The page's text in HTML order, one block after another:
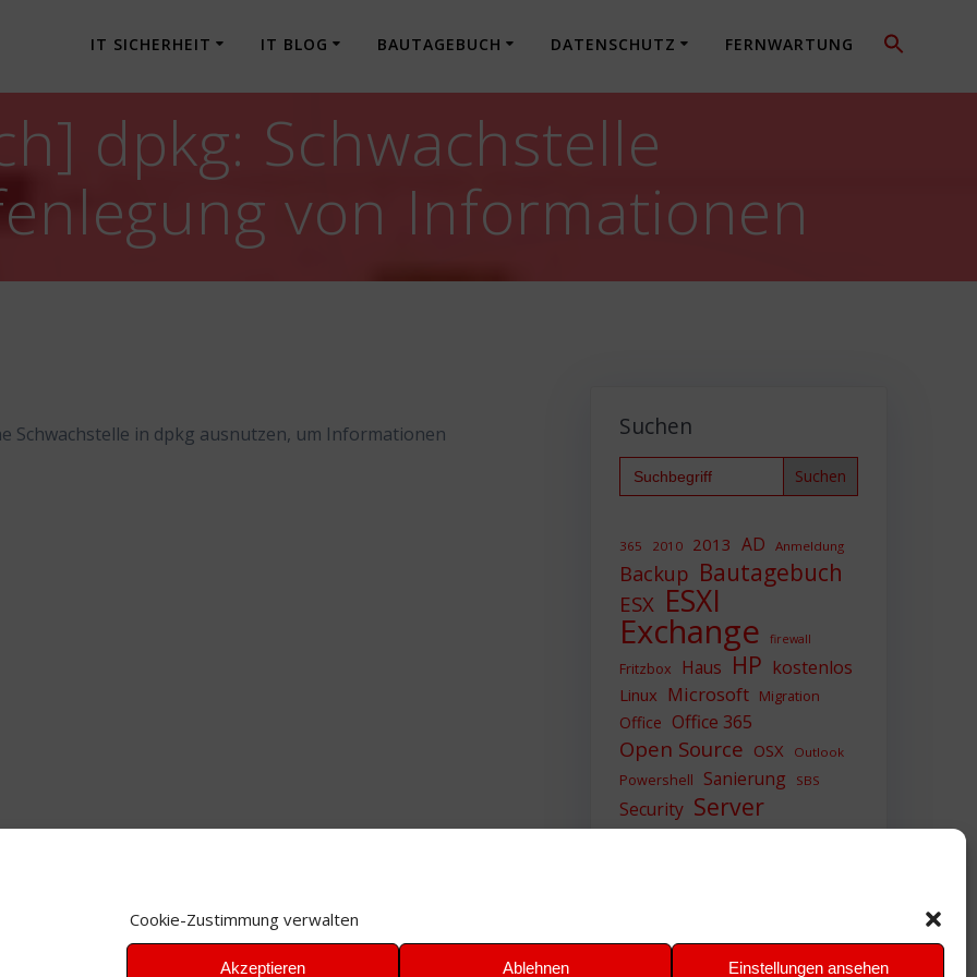
Cookie-Zustimmung verwalten
Akzeptieren Ablehnen Einstellungen ansehen
IT SICHERHEIT IT BLOG BAUTAGEBUCH DATENSCHUTZ FERNWARTUNG
dpkg: Schwachstelle
von Informationen
Schwachstelle in dpkg ausnutzen, um Informationen
Suchen
Search
for:
365 2010 2013 AD Anmeldung
Backup Bautagebuch
ESX ESXI
Exchange firewall
Fritzbox Haus HP kostenlos
Linux Microsoft Migration
Office Office 365
Open Source OSX Outlook
Powershell Sanierung SBS
Security Server
Sicherheit SIEM
VMWare VPN WAZUH